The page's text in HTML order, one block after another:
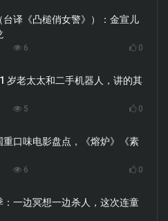
译《凸槌俏女警》）：金宣儿
6 0
岁老太太和二手机器人，讲的其
5 0
口味电影盘点，《熔炉》《素
6 0
一边冥想一边杀人，这次连童